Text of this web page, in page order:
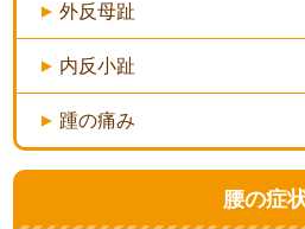
外反母趾
内反小趾
踵の痛み
腰の症